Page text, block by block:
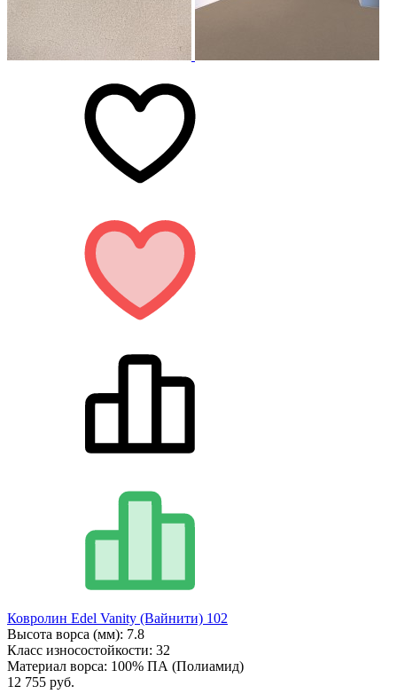
Ковролин Edel Vanity (Вайнити) 102
Высота ворса (мм): 7.8
Класс износостойкости: 32
Материал ворса: 100% ПА (Полиамид)
12 755 руб.